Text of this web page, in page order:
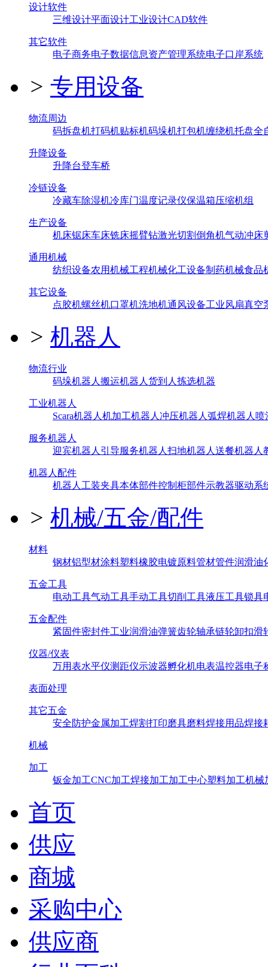
设计软件
三维设计平面设计工业设计CAD软件
其它软件
电子商务电子数据信息资产管理系统电子口岸系统
> 专用设备
物流周边
码拆盘机打码机贴标机码垛机打包机缠绕机托盘全
升降设备
升降台登车桥
冷链设备
冷藏车除湿机冷库门温度记录仪保温箱压缩机组
生产设备
机床锯床车床铣床摇臂钻激光切割倒角机气动冲床
通用机械
纺织设备农用机械工程机械化工设备制药机械食品
其它设备
点胶机螺丝机口罩机洗地机通风设备工业风扇真空
> 机器人
物流行业
码垛机器人 搬运机器人 货到人拣选机器
工业机器人
Scara机器人 机加工机器人 冲压机器人 弧焊机器人 喷
服务机器人
迎宾机器人 引导服务机器人 扫地机器人 送餐机器人
机器人配件
机器人工装夹具本体部件控制柜部件示教器驱动系
> 机械/五金/配件
材料
钢材铝型材涂料塑料橡胶电镀原料管材管件润滑油
五金工具
电动工具气动工具手动工具切削工具液压工具锁具
五金配件
紧固件密封件工业润滑油弹簧齿轮轴承链轮卸扣滑
仪器/仪表
万用表水平仪测距仪示波器孵化机电表温控器电子
表面处理
其它五金
安全防护金属加工焊割打印磨具磨料焊接用品焊接
机械
加工
钣金加工CNC加工焊接加工加工中心塑料加工机械
首页
供应
商城
采购中心
供应商